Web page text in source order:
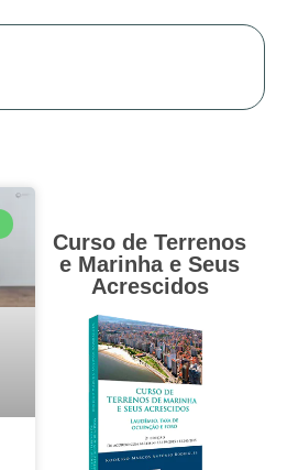
Curso de Terrenos
e Marinha e Seus
Acrescidos